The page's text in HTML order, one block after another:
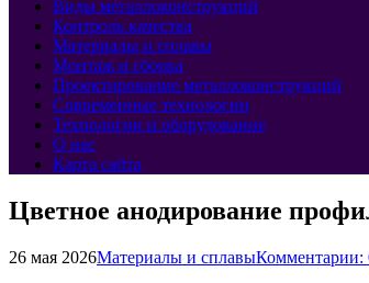
Виды металлоконструкций
Контроль качества
Материалы и сплавы
Монтаж и сборка
Проектирование металлоконструкций
Современные технологии
Технологии и оборудование
О нас
Карта сайта
Цветное анодирование
26 мая 2026Материалы и сплавыКомментарии: